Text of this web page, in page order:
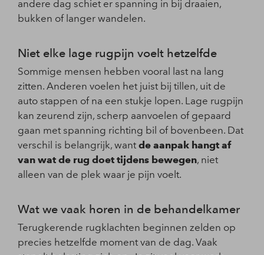
andere dag schiet er spanning in bij draaien,
bukken of langer wandelen.
Niet elke lage rugpijn voelt hetzelfde
Sommige mensen hebben vooral last na lang
zitten. Anderen voelen het juist bij tillen, uit de
auto stappen of na een stukje lopen. Lage rugpijn
kan zeurend zijn, scherp aanvoelen of gepaard
gaan met spanning richting bil of bovenbeen. Dat
verschil is belangrijk, want de aanpak hangt af
van wat de rug doet tijdens bewegen, niet
alleen van de plek waar je pijn voelt.
Wat we vaak horen in de behandelkamer
Terugkerende rugklachten beginnen zelden op
precies hetzelfde moment van de dag. Vaak